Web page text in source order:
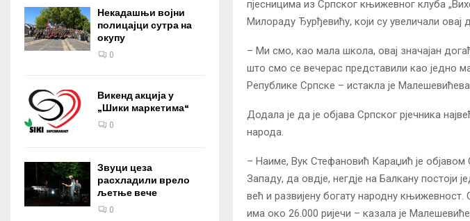
пјесницима из Српског књижевног клуба
Милораду Ђурђевићу, који су увеличали овај
– Ми смо, као мала школа, овај значајан
што смо се вечерас представили као једно
Републике Српске – истакла је
Додала је да је објава Српског рјечника
народа.
– Наиме, Вук Стефановић Караџић је објавом
Западу, да овдје, негдје на Балкану постоји
већ и развијену богату народну књижевност.
има око 26.000 ријечи – казала је
Некадашњи војни
полицајци сутра на
окупу
0
Викенд акција у
„Шики маркетима“
0
Звуци цеза
расхладили врело
љетње вече
0